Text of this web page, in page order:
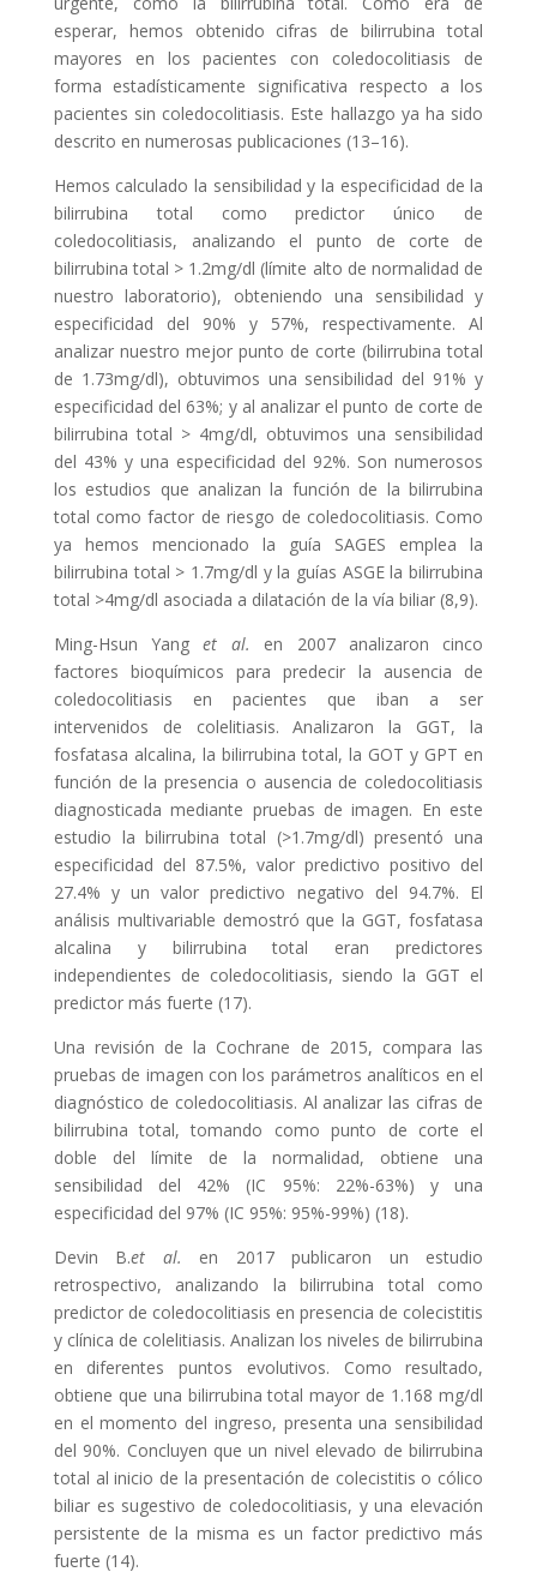
esperar, hemos obtenido cifras de bilirrubina total
mayores en los pacientes con coledocolitiasis de
forma estadísticamente significativa respecto a los
pacientes sin coledocolitiasis. Este hallazgo ya ha sido
descrito en numerosas publicaciones (13–16).
Hemos calculado la sensibilidad y la especificidad de la
bilirrubina total como predictor único de
coledocolitiasis, analizando el punto de corte de
bilirrubina total > 1.2mg/dl (límite alto de normalidad de
nuestro laboratorio), obteniendo una sensibilidad y
especificidad del 90% y 57%, respectivamente. Al
analizar nuestro mejor punto de corte (bilirrubina total
de 1.73mg/dl), obtuvimos una sensibilidad del 91% y
especificidad del 63%; y al analizar el punto de corte de
bilirrubina total > 4mg/dl, obtuvimos una sensibilidad
del 43% y una especificidad del 92%. Son numerosos
los estudios que analizan la función de la bilirrubina
total como factor de riesgo de coledocolitiasis. Como
ya hemos mencionado la guía SAGES emplea la
bilirrubina total > 1.7mg/dl y la guías ASGE la bilirrubina
total >4mg/dl asociada a dilatación de la vía biliar (8,9).
Ming-Hsun Yanget al. en 2007 analizaron cinco
factores bioquímicos para predecir la ausencia de
coledocolitiasis en pacientes que iban a ser
intervenidos de colelitiasis. Analizaron la GGT, la
fosfatasa alcalina, la bilirrubina total, la GOT y GPT en
función de la presencia o ausencia de coledocolitiasis
diagnosticada mediante pruebas de imagen. En este
estudio la bilirrubina total (>1.7mg/dl) presentó una
especificidad del 87.5%, valor predictivo positivo del
27.4% y un valor predictivo negativo del 94.7%. El
análisis multivariable demostró que la GGT, fosfatasa
alcalina y bilirrubina total eran predictores
independientes de coledocolitiasis, siendo la GGT el
predictor más fuerte (17).
Una revisión de la Cochrane de 2015, compara las
pruebas de imagen con los parámetros analíticos en el
diagnóstico de coledocolitiasis. Al analizar las cifras de
bilirrubina total, tomando como punto de corte el
doble del límite de la normalidad, obtiene una
sensibilidad del 42% (IC 95%: 22%-63%) y una
especificidad del 97% (IC 95%: 95%-99%) (18).
Devin B.et al. en 2017 publicaron un estudio
retrospectivo, analizando la bilirrubina total como
predictor de coledocolitiasis en presencia de colecistitis
y clínica de colelitiasis. Analizan los niveles de bilirrubina
en diferentes puntos evolutivos. Como resultado,
obtiene que una bilirrubina total mayor de 1.168 mg/dl
en el momento del ingreso, presenta una sensibilidad
del 90%. Concluyen que un nivel elevado de bilirrubina
total al inicio de la presentación de colecistitis o cólico
biliar es sugestivo de coledocolitiasis, y una elevación
persistente de la misma es un factor predictivo más
fuerte (14).